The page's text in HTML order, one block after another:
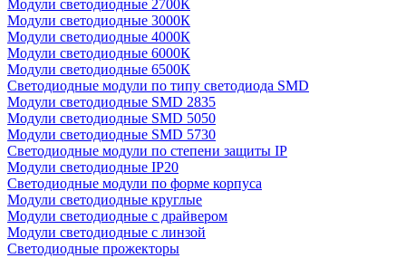
Модули светодиодные 2700К
Модули светодиодные 3000К
Модули светодиодные 4000К
Модули светодиодные 6000К
Модули светодиодные 6500К
Светодиодные модули по типу светодиода SMD
Модули светодиодные SMD 2835
Модули светодиодные SMD 5050
Модули светодиодные SMD 5730
Светодиодные модули по степени защиты IP
Модули светодиодные IP20
Светодиодные модули по форме корпуса
Модули светодиодные круглые
Модули светодиодные с драйвером
Модули светодиодные с линзой
Светодиодные прожекторы